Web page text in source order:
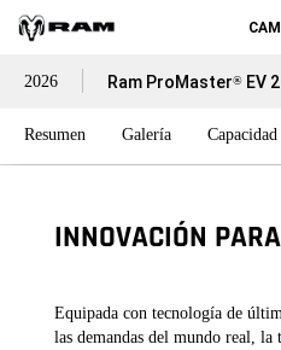
2026 Ram ProMaster® EV
Resumen Galería Capacidad
INNOVACIÓN
Equipada con tecnología de
las demandas del mundo real, la